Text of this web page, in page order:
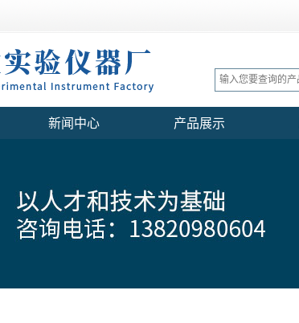
新闻中心 产品展示